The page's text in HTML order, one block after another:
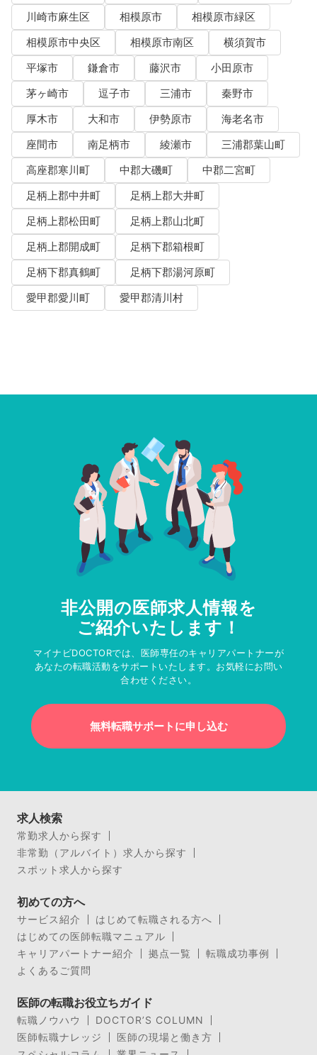
川崎市麻生区
相模原市
相模原市緑区
相模原市中央区
相模原市南区
横須賀市
平塚市
鎌倉市 藤沢市
小田原市
茅ヶ崎市
逗子市 三浦市
秦野市
厚木市
大和市 伊勢原市
海老名市
座間市
南足柄市 綾瀬市
三浦郡葉山町
高座郡寒川町
中郡大磯町
中郡二宮町
足柄上郡中井町
足柄上郡大井町
足柄上郡松田町
足柄上郡山北町
足柄上郡開成町
足柄下郡箱根町
足柄下郡真鶴町
足柄下郡湯河原町
愛甲郡愛川町
愛甲郡清川村
非公開の医師求人情報を
ご紹介いたします！
マイナビDOCTORでは、医師専任のキャリアパートナーが
あなたの転職活動をサポートいたします。お気軽にお問い
合わせください。
無料転職サポートに申し込む
求人検索
常勤求人から探す
非常勤（アルバイト）求人から探す
スポット求人から探す
初めての方へ
サービス紹介
はじめて転職される方へ
はじめての医師転職マニュアル
キャリアパートナー紹介
拠点一覧
転職成功事例
よくあるご質問
医師の転職お役立ちガイド
転職ノウハウ
DOCTOR’S COLUMN
医師転職ナレッジ
医師の現場と働き方